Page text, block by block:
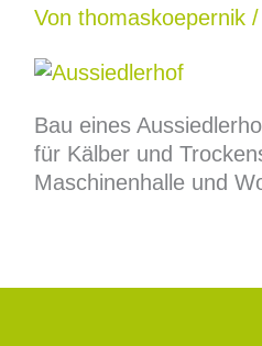
Von thomaskoepernik /
Bau eines
für Kälber und
Maschinenhalle und